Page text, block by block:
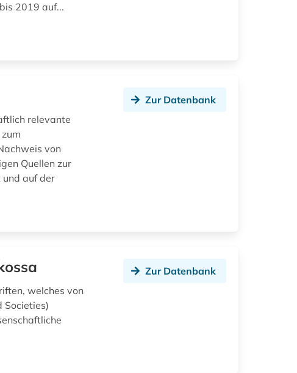
2019 auf...
relevante
von
Quellen zur
und auf der
Zur Datenbank
welches von
Societies)
Zur Datenbank